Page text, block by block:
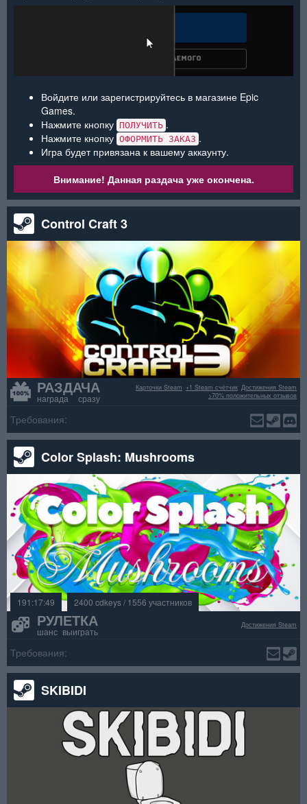
Войдите или зарегистрируйтесь в магазине Epic
Games.
Нажмите кнопку ПОЛУЧИТЬ .
Нажмите кнопку ОФОРМИТЬ ЗАКАЗ .
Игра будет привязана к вашему аккаунту.
Внимание! Данная раздача уже окончена.
Control Craft 3
РАЗДАЧА
награда сразу
Достижения Steam
+1 Steam счётчик
Карточки Steam
>70% положительных отзывов
Требования:
Color Splash: Mushrooms
191:17:49 2400 cdkeys / 1556 участников
РУЛЕТКА
шанс выиграть
Достижения Steam
Требования:
SKIBIDI